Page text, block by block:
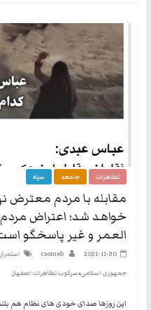
تظاهرات جامعه سپاه
مقابله با مردم معترض
خواهد شد؛ اعتراض
العمر و غير پاسخگو
2021-11-30
csomeb
جمهوری اسلامی،سرکوب تظاهرات اصفهان
این روزها صدای خودی های نظام هم